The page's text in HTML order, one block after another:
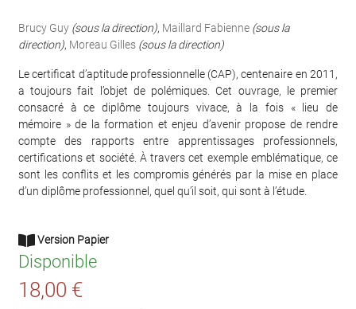
Brucy Guy (sous la direction), Maillard Fabienne (sous la
direction), Moreau Gilles (sous la direction)
Le certificat d’aptitude professionnelle (CAP), centenaire en 2011,
a toujours fait l’objet de polémiques. Cet ouvrage, le premier
consacré à ce diplôme toujours vivace, à la fois « lieu de
mémoire » de la formation et enjeu d’avenir propose de rendre
compte des rapports entre apprentissages professionnels,
certifications et société. À travers cet exemple emblématique, ce
sont les conflits et les compromis générés par la mise en place
d’un diplôme professionnel, quel qu’il soit, qui sont à l’étude.
Version Papier
Disponible
18,00 €